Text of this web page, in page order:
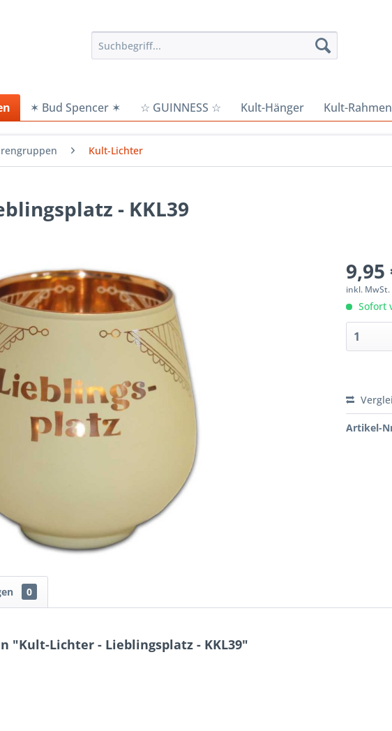
✶ Bud Spencer ✶ ☆ GUINNESS ☆ Kult-Hänger Kult-Rahmen
Kult-Lichter
- KKL39
9,95
inkl. MwSt.
Sofort
Artikel-
0
"Kult-Lichter - Lieblingsplatz - KKL39"